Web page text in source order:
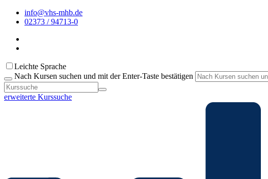
info@vhs-mhb.de
02373 / 94713-0
Leichte Sprache
Nach Kursen suchen und mit der Enter-Taste bestätigen
erweiterte Kurssuche